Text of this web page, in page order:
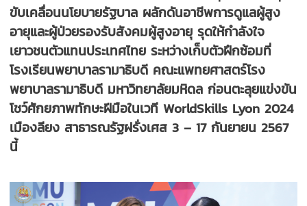
ขับเคลื่อนนโยบายรัฐบาล ผลักดันอาชีพการดูแลผู้สูง
อายุและผู้ป่วยรองรับสังคมผู้สูงอายุ รุดให้กำลังใจ
เยาวชนตัวแทนประเทศไทย ระหว่างเก็บตัวฝึกซ้อมที่
โรงเรียนพยาบาลรามาธิบดี คณะแพทยศาสตร์โรง
พยาบาลรามาธิบดี มหาวิทยาลัยมหิดล ก่อนตะลุยแข่งขัน
โชว์ศักยภาพทักษะฝีมือในเวที WorldSkills Lyon 2024
เมืองลียง สาธารณรัฐฝรั่งเศส 3 – 17 กันยายน 2567
นี้